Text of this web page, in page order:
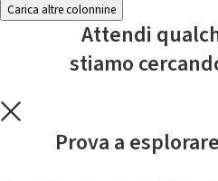
Carica altre colonnine
Attendi
stiamo
Prova a